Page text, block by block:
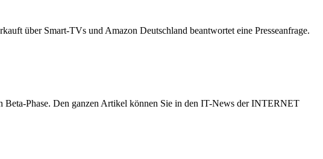
über Smart-TVs und Amazon Deutschland beantwortet eine Presseanfrage.
Phase. Den ganzen Artikel können Sie in den IT-News der INTERNET